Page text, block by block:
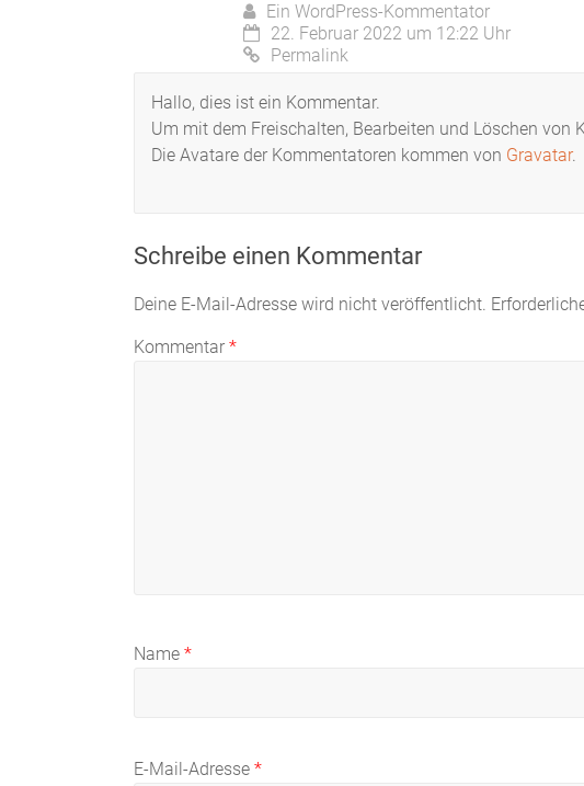
Ein WordPress-Kommentator
22. Februar 2022 um 12:22 Uhr
Permalink
Hallo, dies ist ein Kommentar.
Um mit dem Freischalten, Bearbeiten und Löschen
Die Avatare der Kommentatoren kommen von Gravatar.
Schreibe einen Kommentar
Deine E-Mail-Adresse wird nicht veröffentlicht.
Kommentar *
Name *
E-Mail-Adresse *